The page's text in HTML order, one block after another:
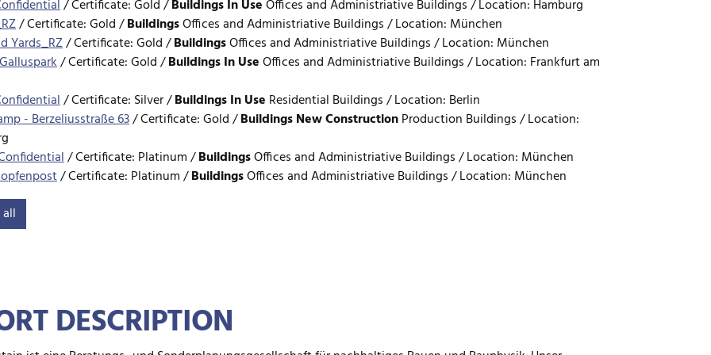
/Certificate: Gold /BuildingsIn UseOffices and Administriative Buildings / Location: Hamburg
/Certificate: Gold /BuildingsOffices and Administriative Buildings / Location: München
Yards_RZ/Certificate: Gold /BuildingsOffices and Administriative Buildings / Location: München
/Certificate: Gold /BuildingsIn UseOffices and Administriative Buildings / Location: Frankfurt am
/Certificate: Silver /BuildingsIn Use Residential Buildings / Location: Berlin
- Berzeliusstraße 63/Certificate: Gold /BuildingsNew ConstructionProduction Buildings / Location:
/Certificate: Platinum /BuildingsOffices and Administriative Buildings / Location: München
/Certificate: Platinum /BuildingsOffices and Administriative Buildings / Location: München
/Certificate: Bronze /Buildings
eines Bürogebäudes mit Tiefgarage/Certificate: Gold /
/ Location: München
DESCRIPTION